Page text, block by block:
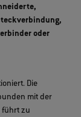
oder
Die
mit der
führt zu